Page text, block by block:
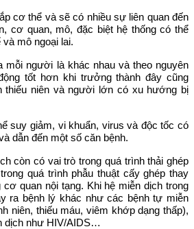
cơ thể và sẽ có nhiều sự liên quan đến
cơ quan, mô, đặc biệt hệ thống có thể
mô ngoại lai.
mỗi người là khác nhau và theo nguyên
tốt hơn khi trưởng thành đây cũng
thiếu niên và người lớn có xu hướng bị
suy giảm, vi khuẩn, virus và độc tốc có
dẫn đến một số căn bệnh.
còn có vai trò trong quá trình thải ghép
quá trình phẫu thuật cấy ghép thay
quan nội tạng. Khi hệ miễn dịch trong
ra bệnh lý khác như các bệnh tự miễn
niên, thiếu máu, viêm khớp dạng thấp),
dịch như HIV/AIDS…